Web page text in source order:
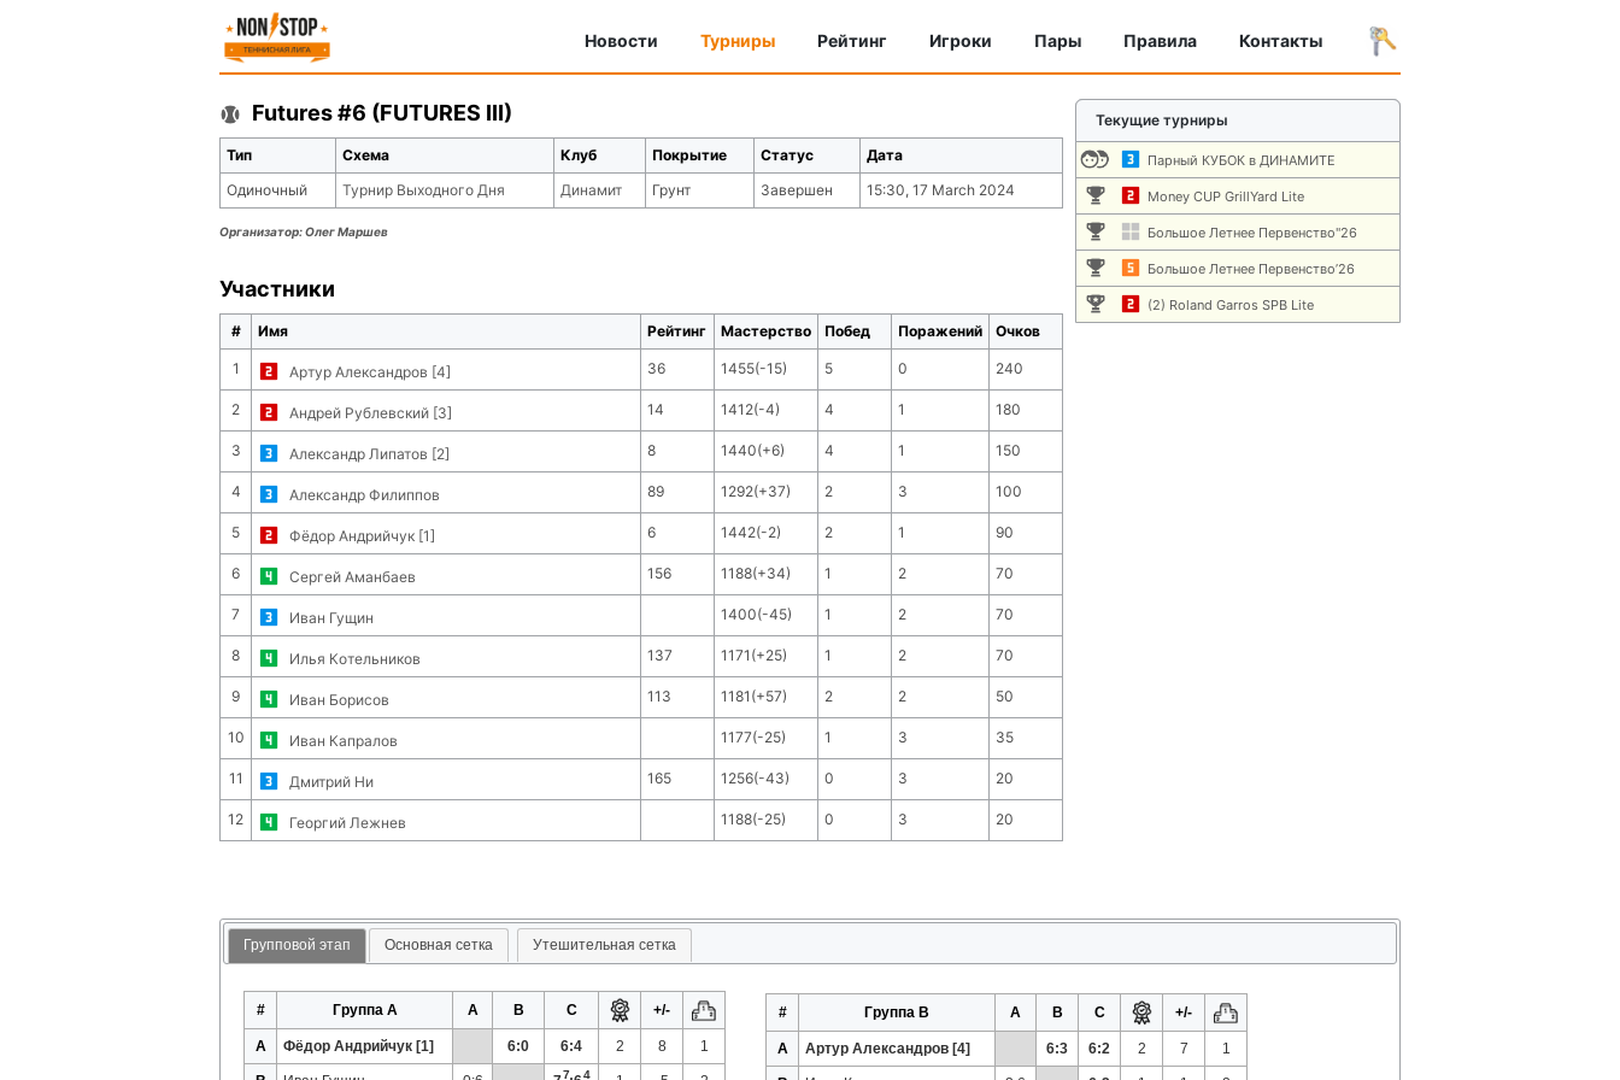
Новости Турниры Рейтинг Игроки Пары Правила Контакты
Текущие турниры
Парный КУБОК в ДИНАМИТЕ
Money CUP GrillYard Lite
Большое Летнее Первенство"26
Большое Летнее Первенство’26
(2) Roland Garros SPB Lite
Futures #6 (FUTURES III)
Тип Схема Клуб Покрытие Статус
Дата
Одиночный
Турнир Выходного Дня Динамит Грунт Завершен 15:30, 17 March 2024
Организатор:Олег Маршев
Участники
# Имя Рейтинг Мастерство Побед Поражений Очков
1 Артур Александров [4] 36 1455(-15) 5 0 240
2 Андрей Рублевский [3] 14 1412(-4) 4 1 180
3 Александр Липатов [2] 8 1440(+6) 4 1 150
4 Александр Филиппов 89 1292(+37) 2 3 100
5 Фёдор Андрийчук [1] 6 1442(-2) 2 1 90
6 Сергей Аманбаев 156 1188(+34) 1 2 70
7 Иван Гущин 1400(-45) 1 2 70
8 Илья Котельников 137 1171(+25) 1 2 70
9 Иван Борисов 113 1181(+57) 2 2 50
10 Иван Капралов 1177(-25) 1 3 35
11 Дмитрий Ни 165 1256(-43) 0 3 20
12 Георгий Лежнев 1188(-25) 0 3 20
Групповой этап Основная сетка Утешительная сетка
# Группа A A B C +/-
A Фёдор Андрийчук [1] 6:0 6:4 2 8 1
7 4
# Группа B A B C +/-
A Артур Александров [4] 6:3 6:2 2 7 1